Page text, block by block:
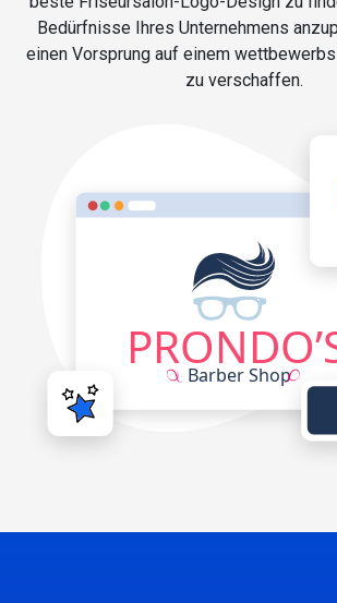
Bedürfnisse Ihres Unternehmens
einen Vorsprung auf einem
zu verschaffen.